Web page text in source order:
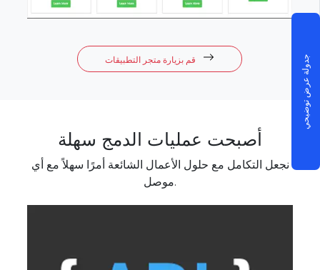
أصبحت عمليات الدمج سهلة
نجعل التكامل مع حلول الأعمال الشائعة أمرًا سهلاً مع أي
موصل.
جدولة عرض توضيحي